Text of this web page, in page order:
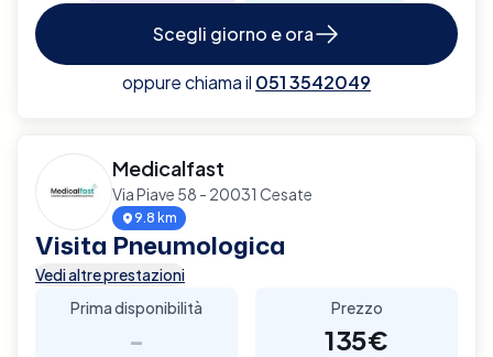
Scegli giorno e ora
oppure chiama il 051 3542049
Medicalfast
Via Piave 58 - 20031 Cesate
9.8 km
Visita Pneumologica
Vedi altre prestazioni
Prima disponibilità
-
Prezzo
135€